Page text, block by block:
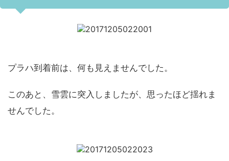
プラハ到着前は、何も見えませんでした。
このあと、雪雲に突入しましたが、思ったほど揺れま
せんでした。